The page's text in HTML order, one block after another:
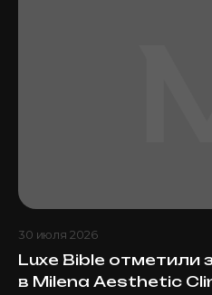
30 июля 2026
Luxe Bible отметили
в Milena Aesthetic